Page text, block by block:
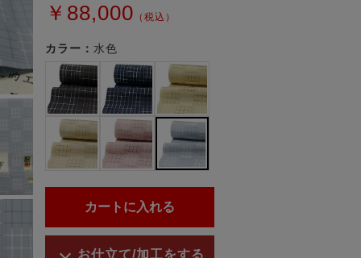
￥88,000 （税込）
カラー： 水色
お仕立て/加工をする